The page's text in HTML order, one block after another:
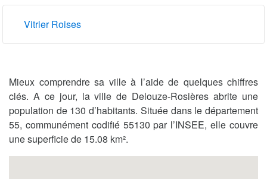
Vitrier Roises
Mieux comprendre sa ville à l’aide de quelques chiffres
clés. A ce jour, la ville de Delouze-Rosières abrite une
population de 130 d’habitants. Située dans le département
55, communément codifié 55130 par l’INSEE, elle couvre
une superficie de 15.08 km².